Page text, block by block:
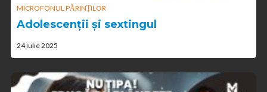
MICROFONUL PĂRINȚILOR
Adolescenții și sextingul
24 iulie 2025